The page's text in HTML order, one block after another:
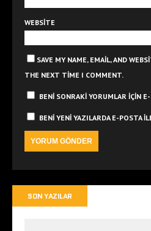
WEBSITE
SAVE MY NAME, EMAIL, AND
THE NEXT TIME I COMMENT.
BENI SONRAKI YORUMLAR IÇIN
BENI YENI YAZILARDA E-POSTA
SON YAZILAR